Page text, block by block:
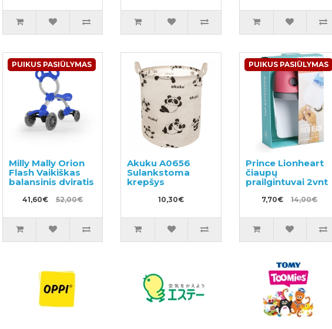
PUIKUS PASIŪLYMAS
Milly Mally Orion
Flash Vaikiškas
balansinis dviratis
41,60€ 52,00€
Akuku A0656
Sulankstoma
krepšys
10,30€
PUIKUS PASIŪLYMAS
Prince Lionheart
čiaupų
prailgintuvai 2vnt
7,70€ 14,00€